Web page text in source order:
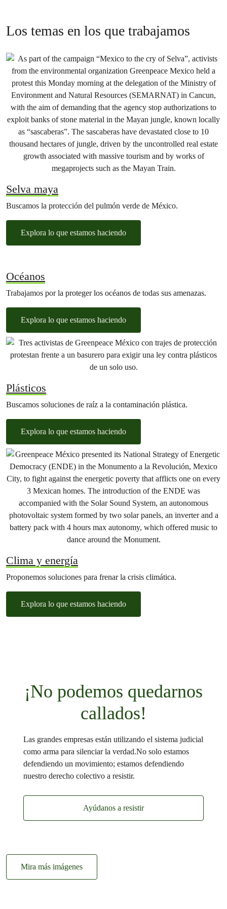
Los temas en los que trabajamos
Selva maya
Buscamos la protección del pulmón verde de México.
Explora lo que estamos haciendo
Océanos
Trabajamos por la proteger los océanos de todas sus amenazas.
Explora lo que estamos haciendo
Plásticos
Buscamos soluciones de raíz a la contaminación plástica.
Explora lo que estamos haciendo
Clima y energía
Proponemos soluciones para frenar la crisis climática.
Explora lo que estamos haciendo
¡No podemos quedarnos
callados!
Las grandes empresas están utilizando el sistema judicial
como arma para silenciar la verdad.No solo estamos
defendiendo un movimiento; estamos defendiendo
nuestro derecho colectivo a resistir.
Ayúdanos a resistir
Mira más imágenes